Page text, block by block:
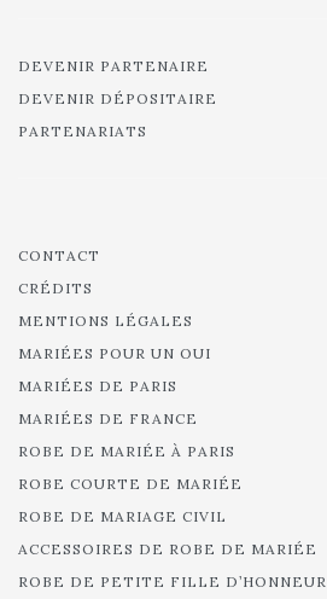
DEVENIR PARTENAIRE
DEVENIR DÉPOSITAIRE
PARTENARIATS
CONTACT
CRÉDITS
MENTIONS LÉGALES
MARIÉES POUR UN OUI
MARIÉES DE PARIS
MARIÉES DE FRANCE
ROBE DE MARIÉE À PARIS
ROBE COURTE DE MARIÉE
ROBE DE MARIAGE CIVIL
ACCESSOIRES DE ROBE DE MARIÉE
ROBE DE PETITE FILLE D’HONNEUR